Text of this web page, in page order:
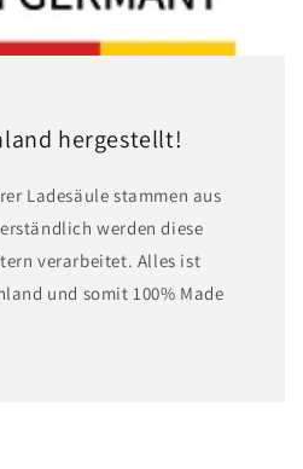
hergestellt!
Ladesäule stammen aus
werden diese
verarbeitet. Alles ist
und somit 100% Made